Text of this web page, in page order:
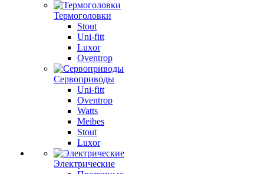
Термоголовки
Stout
Uni-fitt
Luxor
Oventrop
Сервоприводы
Uni-fitt
Oventrop
Watts
Meibes
Stout
Luxor
Электрические